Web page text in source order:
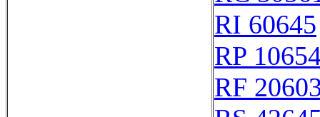
RI 60645
RP
RF